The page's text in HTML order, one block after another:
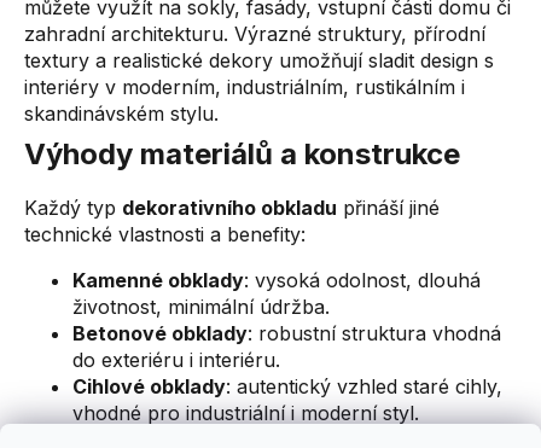
s
u
můžete využít na sokly, fasády, vstupní části domu či
zahradní architekturu. Výrazné struktury, přírodní
textury a realistické dekory umožňují sladit design s
interiéry v moderním, industriálním, rustikálním i
skandinávském stylu.
Výhody materiálů a konstrukce
Každý typ dekorativního obkladu přináší jiné
technické vlastnosti a benefity:
Kamenné obklady: vysoká odolnost, dlouhá
životnost, minimální údržba.
Betonové obklady: robustní struktura vhodná
do exteriéru i interiéru.
Cihlové obklady: autentický vzhled staré cihly,
vhodné pro industriální i moderní styl.